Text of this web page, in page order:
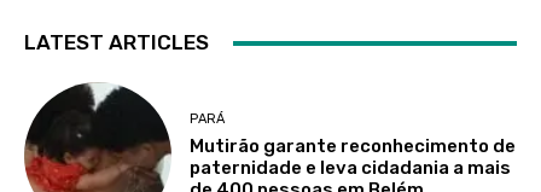
LATEST ARTICLES
PARÁ
Mutirão garante reconhecimento de
paternidade e leva cidadania a mais